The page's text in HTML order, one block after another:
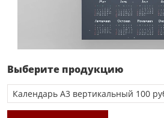
Выберите продукцию